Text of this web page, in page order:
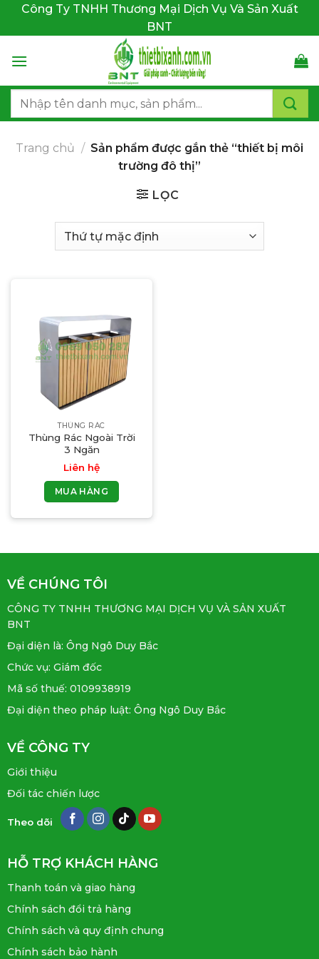
dung
Công Ty TNHH Thương Mại Dịch Vụ Và Sản Xuất
BNT
Tìm
Trang chủ / Sản phẩm được gắn thẻ “thiết bị môi
trường đô thị”
LỌC
THÙNG RÁC
Thùng Rác Ngoài Trời
3 Ngăn
Liên hệ
MUA HÀNG
VỀ CHÚNG TÔI
CÔNG TY TNHH THƯƠNG MẠI DỊCH VỤ VÀ SẢN XUẤT
BNT
Đại diện là: Ông Ngô Duy Bắc
Chức vụ: Giám đốc
Mã số thuế: 0109938919
Đại diện theo pháp luật: Ông Ngô Duy Bắc
VỀ CÔNG TY
Giới thiệu
Đối tác chiến lược
Theo dõi
HỖ TRỢ KHÁCH HÀNG
Thanh toán và giao hàng
Chính sách đổi trả hàng
Chính sách và quy định chung
Chính sách bảo hành